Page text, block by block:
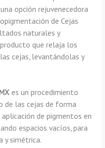
opción rejuvenecedora
de Cejas
naturales y
que relaja los
cejas, levantándolas y
es un procedimiento
de las cejas de forma
de pigmentos en
espacios vacíos, para
y simétrica.